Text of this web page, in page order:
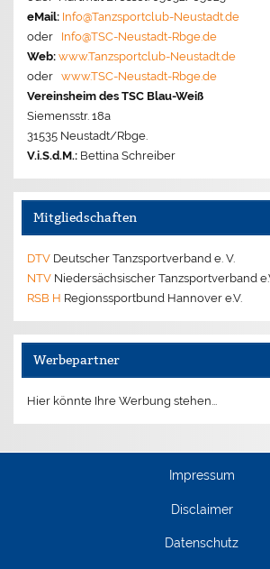
eMail: Info@Tanzsportclub-Neustadt.de
oder Info@TSC-Neustadt-Rbge.de
Web: www.Tanzsportclub-Neustadt.de
oderwww.TSC-Neustadt-Rbge.de
Vereinsheim des TSC Blau-Weiß
Siemensstr. 18a
31535 Neustadt/Rbge.
V.i.S.d.M.: Bettina Schreiber
Mitgliedschaften
DTV Deutscher Tanzsportverband e. V.
NTV Niedersächsischer Tanzsportverband
RSB H Regionssportbund Hannover e.V.
Werbepartner
Hier könnte Ihre Werbung stehen...
Impressum
Disclaimer
Datenschutz